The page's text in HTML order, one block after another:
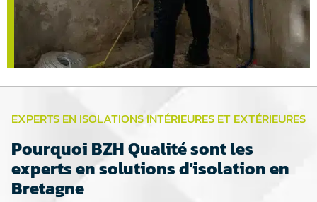
EXPERTS EN ISOLATIONS INTÉRIEURES ET EXTÉRIEURES
Pourquoi BZH Qualité sont les
experts en solutions d'isolation en
Bretagne